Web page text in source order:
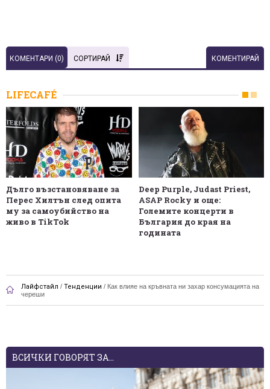
КОМЕНТАРИ (0) СОРТИРАЙ КОМЕНТИРАЙ
LIFECAFÉ
Дълго възстановяване за
Перес Хилтън след опита
му за самоубийство на
живо в TikTok
Deep Purple, Judast Priest,
ASAP Rocky и още:
Големите концерти в
България до края на
годината
Лайфстайл / Тенденции / Как влияе на кръвната ни захар консумацията на
череши
ВСИЧКИ ГОВОРЯТ ЗА...